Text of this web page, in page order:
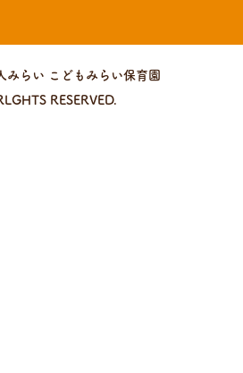
みらい こどもみらい保育園
RESERVED.